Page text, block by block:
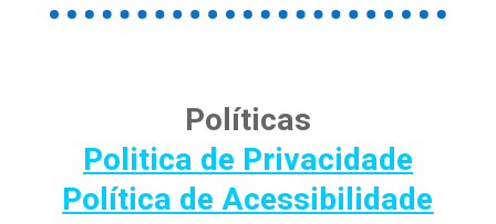
Políticas
Politica de Privacidade
Política de Acessibilidade